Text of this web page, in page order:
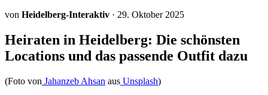
von Heidelberg-Interaktiv · 29. Oktober 2025
Heiraten in Heidelberg: Die schönsten
Locations und das passende Outfit dazu
(Foto von Jahanzeb Ahsan aus Unsplash)